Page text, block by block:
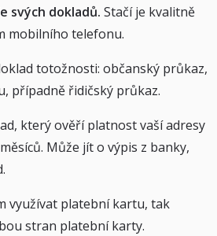
svých dokladů. Stačí je kvalitně
mobilního telefonu.
totožnosti: občanský průkaz,
případně řidičský průkaz.
který ověří platnost vaší adresy
Může jít o výpis z banky,
využívat platební kartu, tak
stran platební karty.